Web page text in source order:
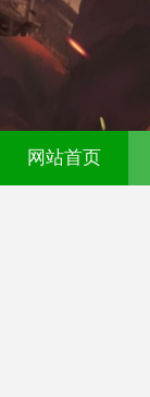
网站首页